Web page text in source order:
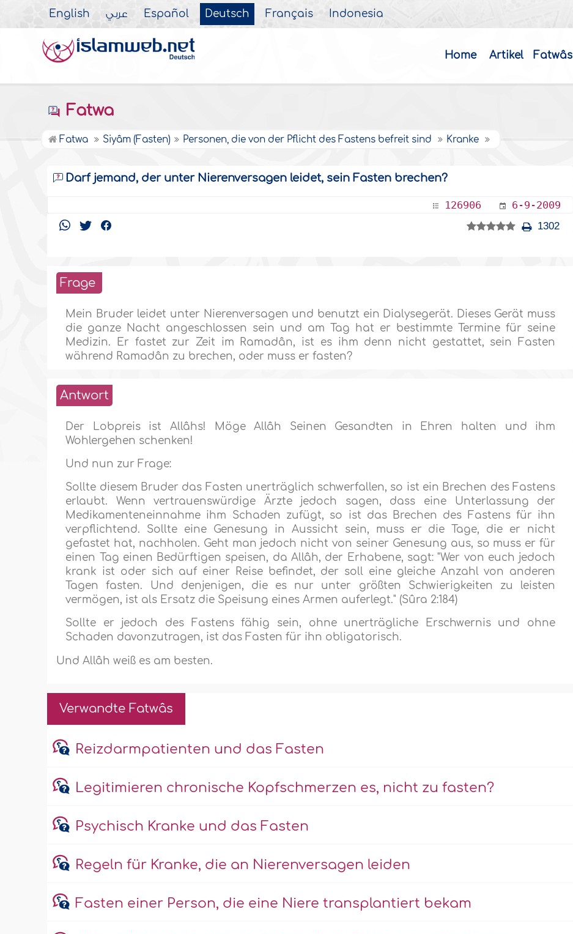
English عربي Español Deutsch Français Indonesia
Home Artikel Fatwâs
Fatwa
Fatwa Siyâm (Fasten) Personen, die von der Pflicht des Fastens befreit sind Kranke
Darf jemand, der unter Nierenversagen leidet, sein Fasten brechen?
126906 6-9-2009
1302
Frage
Mein Bruder leidet unter Nierenversagen und benutzt ein Dialysegerät. Dieses Gerät muss
die ganze Nacht angeschlossen sein und am Tag hat er bestimmte Termine für seine
Medizin. Er fastet zur Zeit im Ramadân, ist es ihm denn nicht gestattet, sein Fasten
während Ramadân zu brechen, oder muss er fasten?
Antwort
Der Lobpreis ist Allâhs! Möge Allâh Seinen Gesandten in Ehren halten und ihm
Wohlergehen schenken!
Und nun zur Frage:
Sollte diesem Bruder das Fasten unerträglich schwerfallen, so ist ein Brechen des Fastens
erlaubt. Wenn vertrauenswürdige Ärzte jedoch sagen, dass eine Unterlassung der
Medikamenteneinnahme ihm Schaden zufügt, so ist das Brechen des Fastens für ihn
verpflichtend. Sollte eine Genesung in Aussicht sein, muss er die Tage, die er nicht
gefastet hat, nachholen. Geht man jedoch nicht von seiner Genesung aus, so muss er für
einen Tag einen Bedürftigen speisen, da Allâh, der Erhabene, sagt: "Wer von euch jedoch
krank ist oder sich auf einer Reise befindet, der soll eine gleiche Anzahl von anderen
Tagen fasten. Und denjenigen, die es nur unter größten Schwierigkeiten zu leisten
vermögen, ist als Ersatz die Speisung eines Armen auferlegt." (Sûra 2:184)
Sollte er jedoch des Fastens fähig sein, ohne unerträgliche Erschwernis und ohne
Schaden davonzutragen, ist das Fasten für ihn obligatorisch.
Und Allâh weiß es am besten.
Verwandte Fatwâs
Reizdarmpatienten und das Fasten
Legitimieren chronische Kopfschmerzen es, nicht zu fasten?
Psychisch Kranke und das Fasten
Regeln für Kranke, die an Nierenversagen leiden
Fasten einer Person, die eine Niere transplantiert bekam